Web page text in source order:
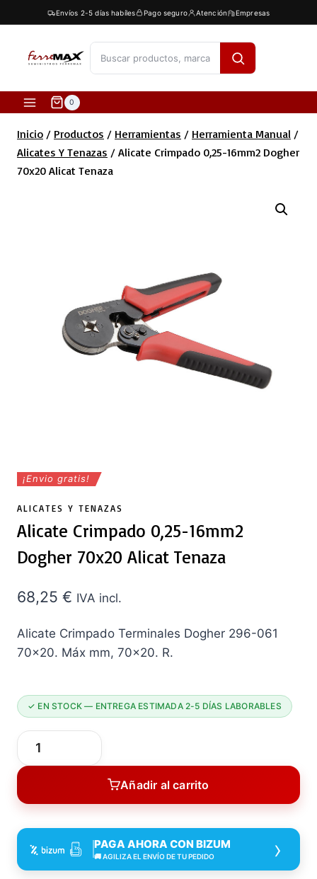
al
contenido
Envíos 2-5 días habíles Pago seguro Atención Empresas
0
Inicio / Productos / Herramientas / Herramienta Manual /
Alicates Y Tenazas / Alicate Crimpado 0,25-16mm2 Dogher
70x20 Alicat Tenaza
¡Envio gratis!
ALICATES Y TENAZAS
Alicate Crimpado 0,25-16mm2
Dogher 70x20 Alicat Tenaza
68,25 € IVA incl.
Alicate Crimpado Terminales Dogher 296-061
70×20. Máx mm, 70×20. R.
✓ EN STOCK — ENTREGA ESTIMADA 2-5 DÍAS LABORABLES
Alicate
Crimpado
0,25-
Dogher
70X20
alicat
Añadir al carrito
PAGA AHORA CON BIZUM
🚚 AGILIZA EL ENVÍO DE TU PEDIDO ›